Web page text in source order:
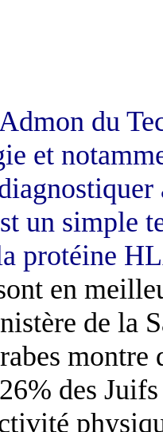
du
et
un simple
protéine
en
de la
montre
des